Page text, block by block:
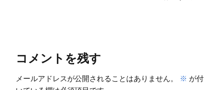
コメントを残す
メールアドレスが公開されることはありません。 ※ が付